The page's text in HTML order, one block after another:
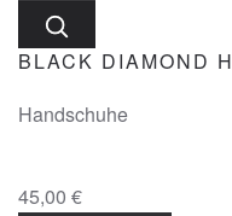
BLACK DIAMOND
Handschuhe
45,00 €